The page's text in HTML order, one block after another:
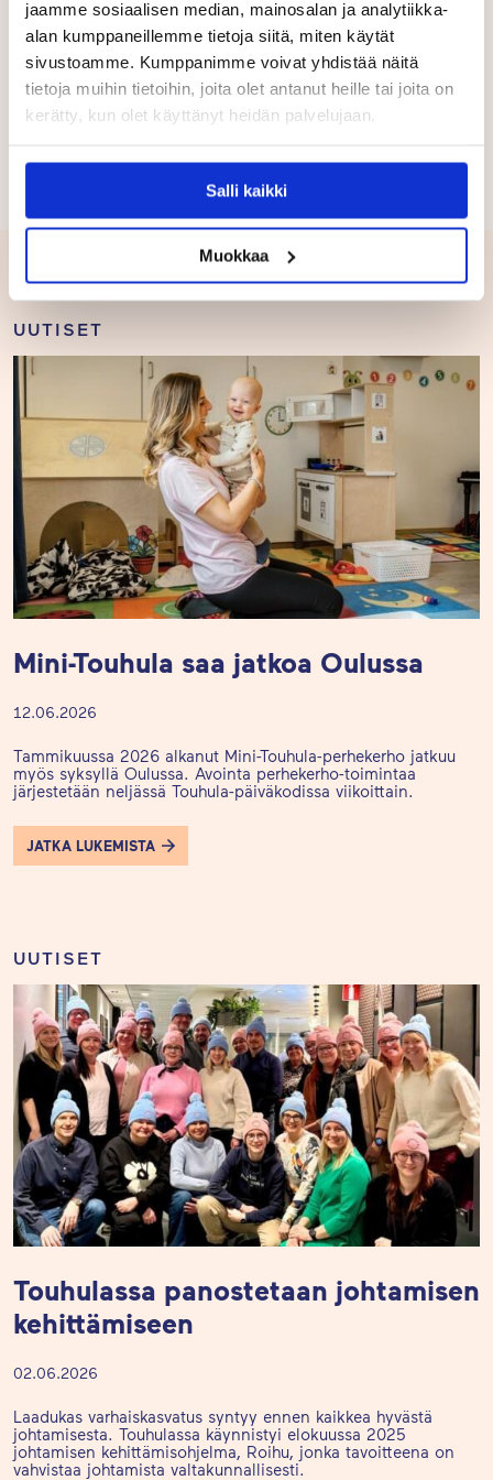
jaamme sosiaalisen median, mainosalan ja analytiikka-
alan kumppaneillemme tietoja siitä, miten käytät
sivustoamme. Kumppanimme voivat yhdistää näitä
tietoja muihin tietoihin, joita olet antanut heille tai joita on
kerätty, kun olet käyttänyt heidän palvelujaan.
Salli kaikki
Muokkaa
Matias Kauppinen
Päiväkodin johtaja
Touhula Pyöreenlahti, Siilinjärvi
Samankaltaisia postauksia
UUTISET
Mini-Touhula saa jatkoa Oulussa
12.06.2026
Tammikuussa 2026 alkanut Mini-Touhula-perhekerho jatkuu
myös syksyllä Oulussa. Avointa perhekerho-toimintaa
järjestetään neljässä Touhula-päiväkodissa viikoittain.
JATKA LUKEMISTA
UUTISET
Touhulassa panostetaan johtamisen
kehittämiseen
02.06.2026
Laadukas varhaiskasvatus syntyy ennen kaikkea hyvästä
johtamisesta. Touhulassa käynnistyi elokuussa 2025
johtamisen kehittämisohjelma, Roihu, jonka tavoitteena on
vahvistaa johtamista valtakunnallisesti.